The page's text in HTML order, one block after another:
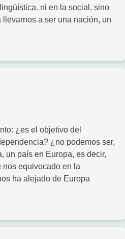
ni en la social, sino
a ser una nación, un
¿es el objetivo del
¿no podemos ser,
un país en Europa, es decir,
nos equivocado en la
ha alejado de Europa